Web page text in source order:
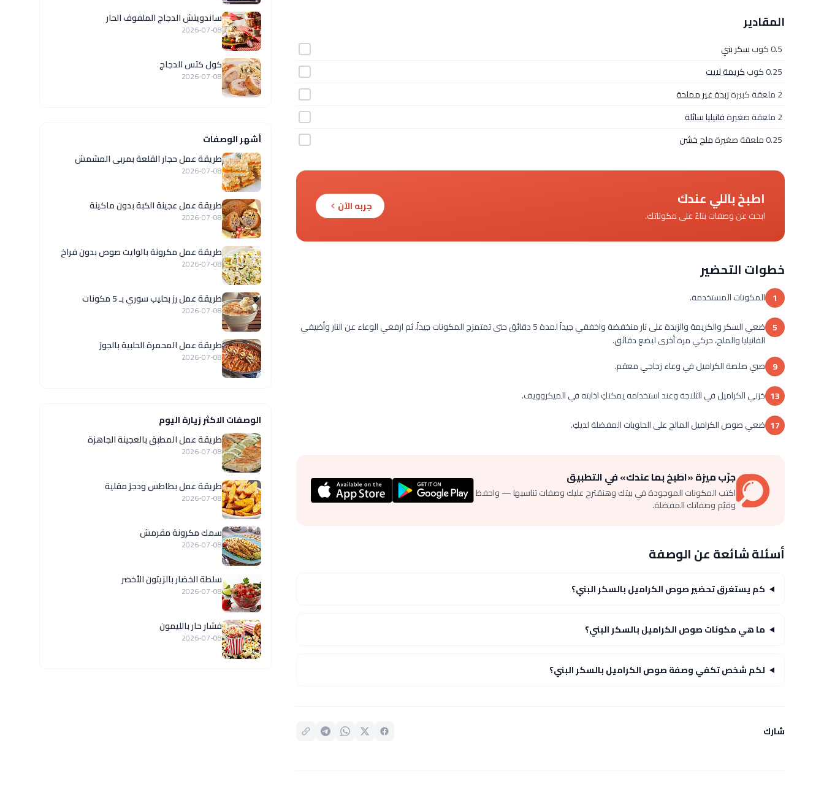
المقادير
0.5 كوب
سكر بني
0.25 كوب
كريمة لايت
2 ملعقة كبيرة
زبدة غير مملحة
2 ملعقة صغيرة
فانيليا سائلة
0.25 ملعقة صغيرة
ملح خشن
اطبخ باللي عندك
ابحث عن وصفات بناءً على مكوناتك.
جربه الآن
خطوات التحضير
1 المكونات المستخدمة.
5
ضعي السكر والكريمة والزبدة على نار منخفضة واخفقي جيداً لمدة 5 دقائق حتى تمتمزج المكونات جيداً، ثم ارفعي الوعاء عن النار وأضيفي
الفانيليا والملح، حركي مرة أخرى لبضع دقائق.
9 صبي صلصة الكراميل في وعاء زجاجي معقم.
13 خزني الكراميل في الثلاجة وعند استخدامه يمكنكِ اذابته في الميكروويف.
17 ضعي صوص الكراميل المالح على الحلويات المفضلة لديكِ.
جرّب ميزة «اطبخ بما عندك» في التطبيق
اكتب المكونات الموجودة في بيتك وهنقترح عليك وصفات تناسبها — واحفظ
وقيّم وصفاتك المفضلة.
أسئلة شائعة عن الوصفة
كم يستغرق تحضير صوص الكراميل بالسكر البني؟
ما هي مكونات صوص الكراميل بالسكر البني؟
لكم شخص تكفي وصفة صوص الكراميل بالسكر البني؟
شارك
ساندويتش الدجاج الملفوف الحار
2026-07-08
كول كتس الدجاج
2026-07-08
أشهر الوصفات
طريقة عمل حجار القلعة بمربى المشمش
2026-07-08
طريقة عمل عجينة الكبة بدون ماكينة
2026-07-08
طريقة عمل مكرونة بالوايت صوص بدون فراخ
2026-07-08
طريقة عمل رز بحليب سوري بـ 5 مكونات
2026-07-08
طريقة عمل المحمرة الحلبية بالجوز
2026-07-08
الوصفات الاكثر زيارة اليوم
طريقة عمل المطبق بالعجينة الجاهزة
2026-07-08
طريقة عمل بطاطس ودجز مقلية
2026-07-08
سمك مكرونة مقرمش
2026-07-08
سلطة الخضار بالزيتون الأخضر
2026-07-08
فشار حار بالليمون
2026-07-08